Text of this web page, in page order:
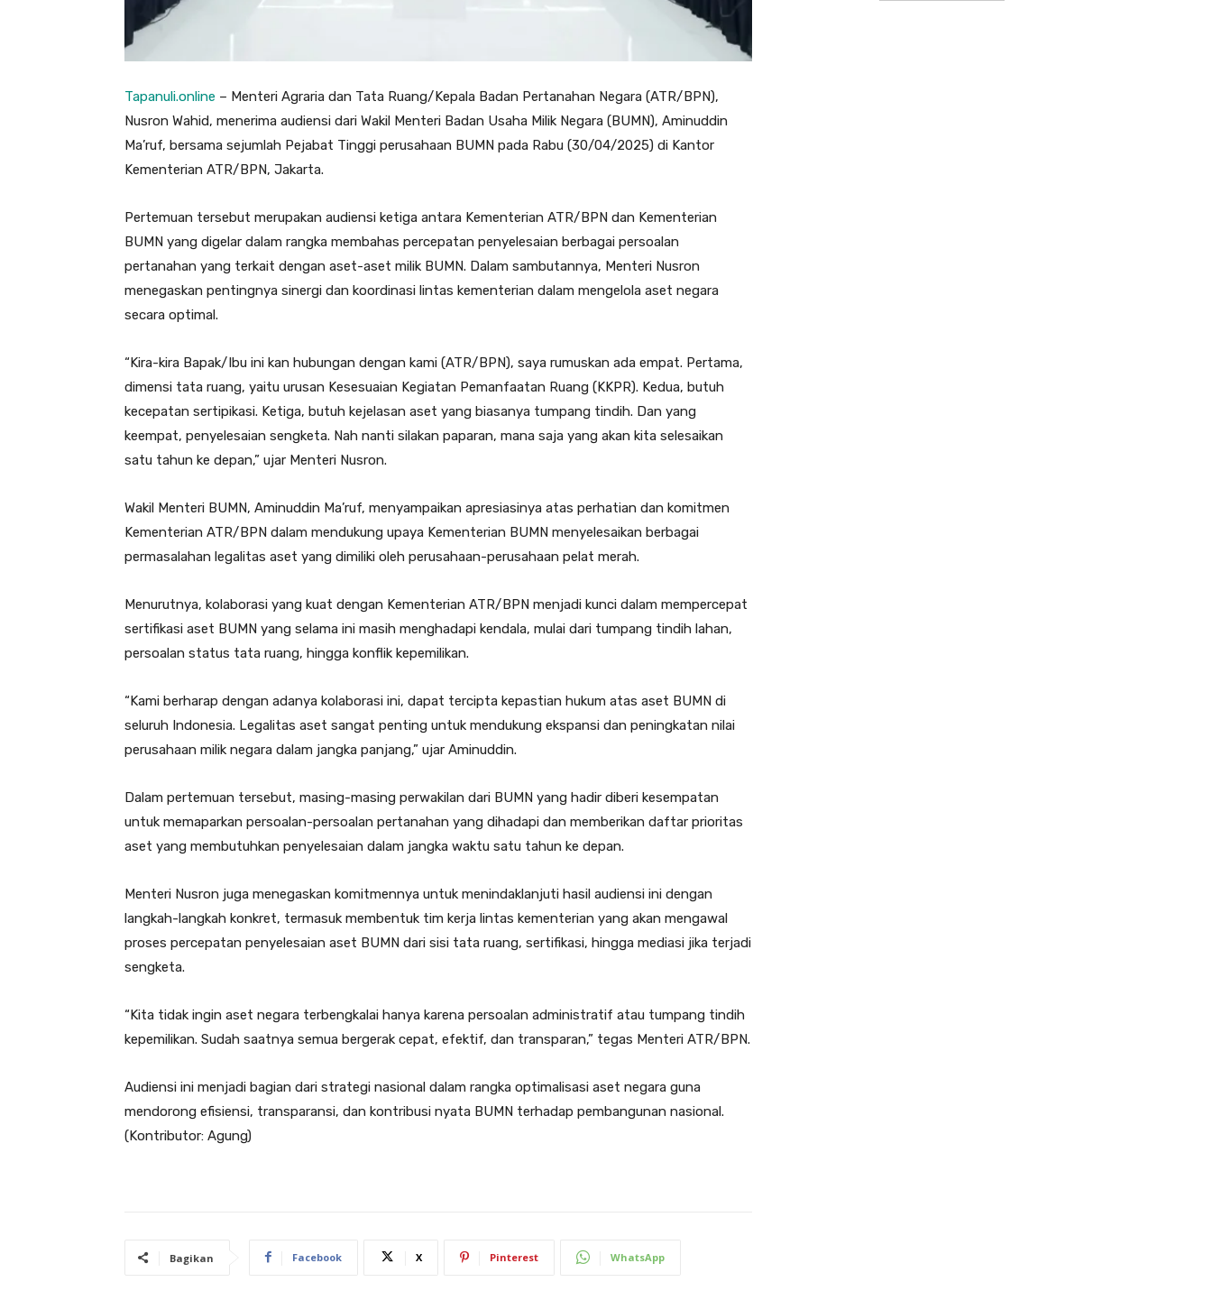
Tapanuli.online – Menteri Agraria dan Tata Ruang/Kepala Badan Pertanahan Negara (ATR/BPN),
Nusron Wahid, menerima audiensi dari Wakil Menteri Badan Usaha Milik Negara (BUMN), Aminuddin
Ma’ruf, bersama sejumlah Pejabat Tinggi perusahaan BUMN pada Rabu (30/04/2025) di Kantor
Kementerian ATR/BPN, Jakarta.
Pertemuan tersebut merupakan audiensi ketiga antara Kementerian ATR/BPN dan Kementerian
BUMN yang digelar dalam rangka membahas percepatan penyelesaian berbagai persoalan
pertanahan yang terkait dengan aset-aset milik BUMN. Dalam sambutannya, Menteri Nusron
menegaskan pentingnya sinergi dan koordinasi lintas kementerian dalam mengelola aset negara
secara optimal.
“Kira-kira Bapak/Ibu ini kan hubungan dengan kami (ATR/BPN), saya rumuskan ada empat. Pertama,
dimensi tata ruang, yaitu urusan Kesesuaian Kegiatan Pemanfaatan Ruang (KKPR). Kedua, butuh
kecepatan sertipikasi. Ketiga, butuh kejelasan aset yang biasanya tumpang tindih. Dan yang
keempat, penyelesaian sengketa. Nah nanti silakan paparan, mana saja yang akan kita selesaikan
satu tahun ke depan,” ujar Menteri Nusron.
Wakil Menteri BUMN, Aminuddin Ma’ruf, menyampaikan apresiasinya atas perhatian dan komitmen
Kementerian ATR/BPN dalam mendukung upaya Kementerian BUMN menyelesaikan berbagai
permasalahan legalitas aset yang dimiliki oleh perusahaan-perusahaan pelat merah.
Menurutnya, kolaborasi yang kuat dengan Kementerian ATR/BPN menjadi kunci dalam mempercepat
sertifikasi aset BUMN yang selama ini masih menghadapi kendala, mulai dari tumpang tindih lahan,
persoalan status tata ruang, hingga konflik kepemilikan.
“Kami berharap dengan adanya kolaborasi ini, dapat tercipta kepastian hukum atas aset BUMN di
seluruh Indonesia. Legalitas aset sangat penting untuk mendukung ekspansi dan peningkatan nilai
perusahaan milik negara dalam jangka panjang,” ujar Aminuddin.
Dalam pertemuan tersebut, masing-masing perwakilan dari BUMN yang hadir diberi kesempatan
untuk memaparkan persoalan-persoalan pertanahan yang dihadapi dan memberikan daftar prioritas
aset yang membutuhkan penyelesaian dalam jangka waktu satu tahun ke depan.
Menteri Nusron juga menegaskan komitmennya untuk menindaklanjuti hasil audiensi ini dengan
langkah-langkah konkret, termasuk membentuk tim kerja lintas kementerian yang akan mengawal
proses percepatan penyelesaian aset BUMN dari sisi tata ruang, sertifikasi, hingga mediasi jika terjadi
sengketa.
“Kita tidak ingin aset negara terbengkalai hanya karena persoalan administratif atau tumpang tindih
kepemilikan. Sudah saatnya semua bergerak cepat, efektif, dan transparan,” tegas Menteri ATR/BPN.
Audiensi ini menjadi bagian dari strategi nasional dalam rangka optimalisasi aset negara guna
mendorong efisiensi, transparansi, dan kontribusi nyata BUMN terhadap pembangunan nasional.
(Kontributor: Agung)
Bagikan Facebook X Pinterest WhatsApp